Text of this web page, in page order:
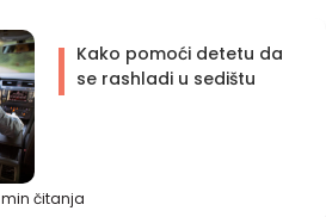
min čitanja
Kako pomoći detetu da
se rashladi u sedištu